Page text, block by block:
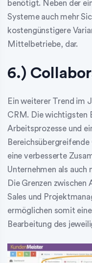
benötigt. Neben der
Systeme auch mehr
kostengünstigere
Mittelbetriebe, dar.
6.)
Ein weiterer Trend im
CRM. Die wichtigsten
Arbeitsprozesse und
eine verbesserte
Unternehmen als auch
Die Grenzen
Sales und
ermöglichen somit
Bearbeitung des